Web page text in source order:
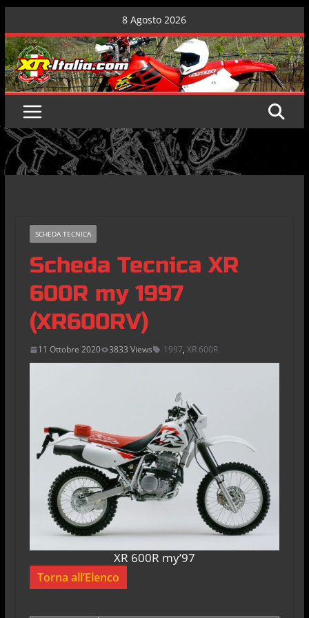
content
8 Agosto 2026
SCHEDA TECNICA
Scheda Tecnica XR
600R my 1997
(XR600RV)
11 Ottobre 2020 3833 Views 1997, XR 600R
XR 600R my’97
Torna all’Elenco